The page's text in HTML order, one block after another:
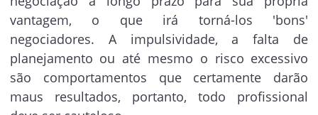
vantagem, o que irá torná-los 'bons'
negociadores. A impulsividade, a falta de
planejamento ou até mesmo o risco excessivo
são comportamentos que certamente darão
maus resultados, portanto, todo profissional